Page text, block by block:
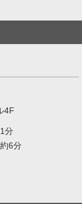
4F
分
6分